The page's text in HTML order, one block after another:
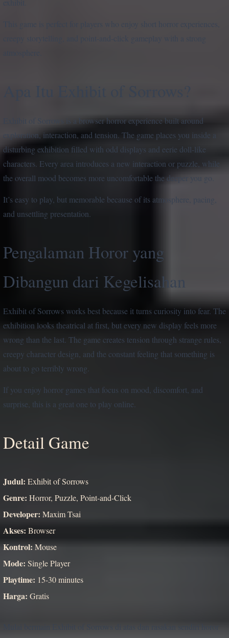
This game is perfect for players who enjoy short horror experiences,
Exhibit of Sorrows is a browser horror experience built around
exploration, interaction, and tension. The game places you inside a
disturbing exhibition filled with odd displays and eerie doll-like
characters. Every area introduces a new interaction or puzzle, while
the overall mood becomes more uncomfortable the deeper you go.
It’s easy to play, but memorable because of its atmosphere, pacing,
and unsettling presentation.
Pengalaman Horor yang
Dibangun dari Kegelisahan
Exhibit of Sorrows works best because it turns curiosity into fear. The
exhibition looks theatrical at first, but every new display feels more
wrong than the last. The game creates tension through strange rules,
creepy character design, and the constant feeling that something is
about to go terribly wrong.
If you enjoy horror games that focus on mood, discomfort, and
surprise, this is a great one to play online.
Detail Game
Judul: Exhibit of Sorrows
Genre: Horror, Puzzle, Point-and-Click
Developer: Maxim Tsai
Akses: Browser
Kontrol: Mouse
Mode: Single Player
Playtime: 15-30 minutes
Harga: Gratis